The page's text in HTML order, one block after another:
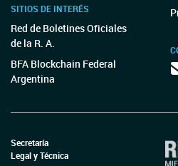
SITIOS DE INTERÉS
Red de Boletines Oficiales
de la R. A.
BFA Blockchain Federal
Argentina
Secretaría
Legal y Técnica